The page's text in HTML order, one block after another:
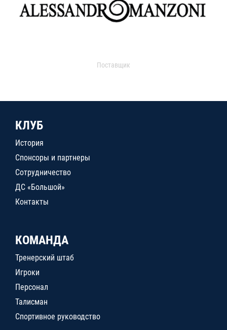
Поставщик
КЛУБ
История
Спонсоры и партнеры
Сотрудничество
ДС «Большой»
Контакты
КОМАНДА
Тренерский штаб
Игроки
Персонал
Талисман
Спортивное руководство